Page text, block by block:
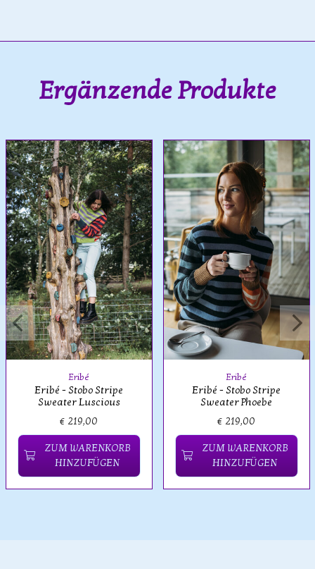
Ergänzende Produkte
Eribé
Eribé - Stobo Stripe
Sweater Luscious
€ 219,00
ZUM WARENKORB
HINZUFÜGEN
Eribé
Eribé - Stobo Stripe
Sweater Phoebe
€ 219,00
ZUM WARENKORB
HINZUFÜGEN